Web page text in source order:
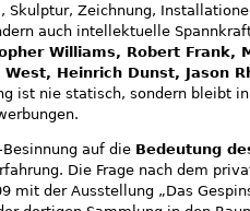
Skulptur, Zeichnung,
auch intellektuelle
Williams, Robert Frank,
Heinrich Dunst, Jason
ist nie statisch, sondern bleibt
auf die Bedeutung
Die Frage nach dem
mit der Ausstellung „Das